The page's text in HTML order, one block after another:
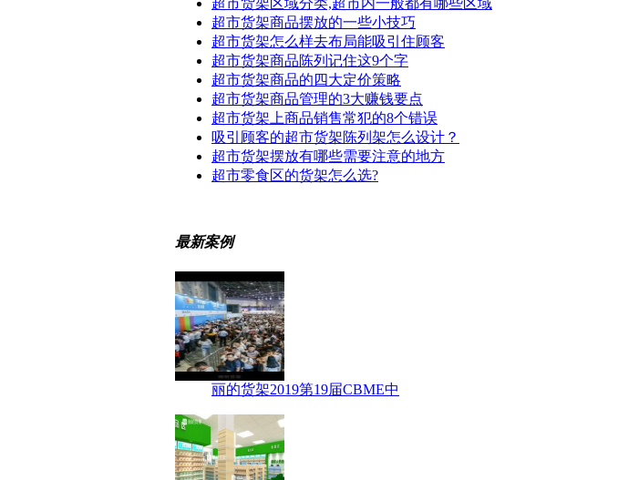
超市货架商品摆放的一些小技巧
超市货架怎么样去布局能吸引住顾客
超市货架商品陈列记住这9个字
超市货架商品的四大定价策略
超市货架商品管理的3大赚钱要点
超市货架上商品销售常犯的8个错误
吸引顾客的超市货架陈列架怎么设计？
超市货架摆放有哪些需要注意的地方
超市零食区的货架怎么选?
最新案例
丽的货架2019第19届CBME中